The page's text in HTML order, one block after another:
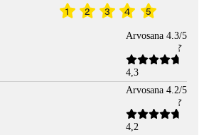
1 2 3 4 5
Arvosana 4.3/5
4,3
Arvosana 4.2/5
4,2